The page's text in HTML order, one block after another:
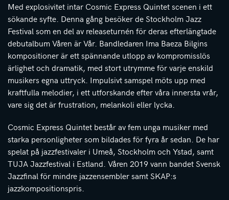
Med explosivitet intar Cosmic Express Quintet scenen i ett
sökande syfte. Denna gång besöker de Stockholm Jazz
Festival som en del av releaseturnén för deras efterlängtade
debutalbum Våren är Vår. Bandledaren Ima Baeza Bilgins
kompositioner är ett spännande utlopp av kompromisslös
ärlighet och dramatik, med stort utrymme för varje enskild
musikers egna uttryck. Impulsivt samspel möts upp med
kraftfulla melodier, i ett utforskande efter våra innersta vrår,
vare sig det är frustration, melankoli eller lycka.
Cosmic Express Quintet består av fem unga musiker med
starka personligheter som bildades för fyra år sedan. De har
spelat på jazzfestivaler i Umeå, Stockholm och Ystad, samt
TUJA Jazzfestival i Estland. Våren 2019 vann bandet Svensk
Jazzfinal för mindre jazzensembler samt SKAP:s
jazzkompositionspris.